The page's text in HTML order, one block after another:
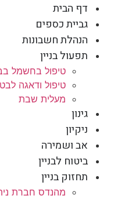
דף הבית
גביית כספים
הנהלת חשבונות
תפעול בניין
טיפול בחשמל
טיפול ודאגה
מעלית שבת
גינון
ניקיון
אב ושמירה
ביטוח לבניין
תחזוק בניין
מהנדס חברת